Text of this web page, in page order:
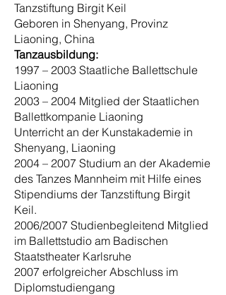
Tanzstiftung Birgit Keil
Geboren in Shenyang, Provinz
Liaoning, China
Tanzausbildung:
1997 – 2003 Staatliche Ballettschule
Liaoning
2003 – 2004 Mitglied der Staatlichen
Ballettkompanie Liaoning
Unterricht an der Kunstakademie in
Shenyang, Liaoning
2004 – 2007 Studium an der Akademie
des Tanzes Mannheim mit Hilfe eines
Stipendiums der Tanzstiftung Birgit
Keil.
2006/2007 Studienbegleitend Mitglied
im Ballettstudio am Badischen
Staatstheater Karlsruhe
2007 erfolgreicher Abschluss im
Diplomstudiengang